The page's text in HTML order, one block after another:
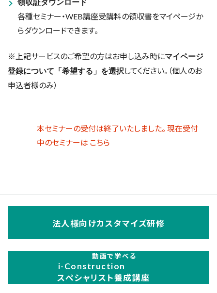
領収証ダウンロード
各種セミナー・WEB講座受講料の領収書をマイページか
らダウンロードできます。
※上記サービスのご希望の方はお申し込み時にマイページ
登録について「希望する」を選択してください。（個人のお
申込者様のみ）
本セミナーの受付は終了いたしました。 現在受付
中のセミナーは こちら
法人様向けカスタマイズ研修
動画で学べる
i-Construction
スペシャリスト養成講座